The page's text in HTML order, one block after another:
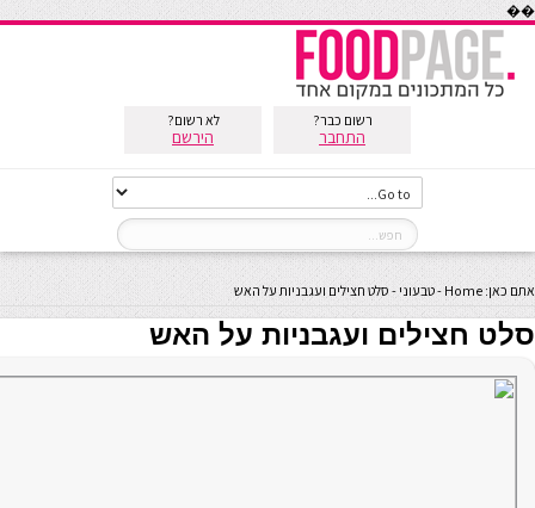
��
רשום כבר?
התחבר
לא רשום?
הירשם
אתם כאן: Home
-טבעוני - סלט חצילים ועגבניות על האש
סלט חצילים ועגבניות על האש